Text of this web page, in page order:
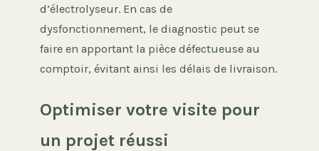
d’électrolyseur. En cas de
dysfonctionnement, le diagnostic peut se
faire en apportant la pièce défectueuse au
comptoir, évitant ainsi les délais de livraison.
Optimiser votre visite pour
un projet réussi